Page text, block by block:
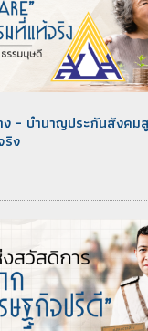
ง - บำนาญประกันสังคม
ริง